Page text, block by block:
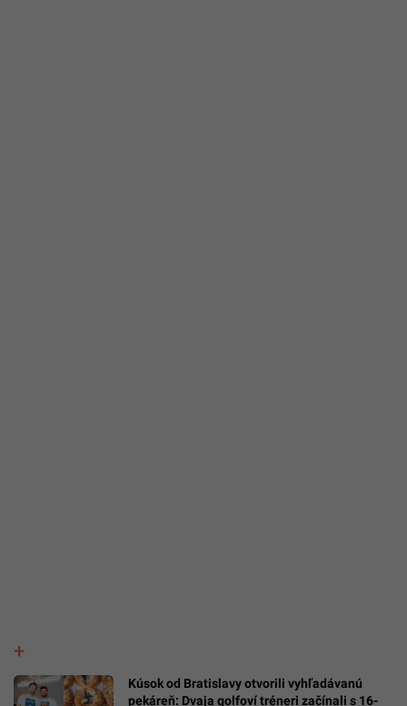
Kúsok od Bratislavy otvorili vyhľadávanú
pekáreň: Dvaja golfoví tréneri začínali s 16-